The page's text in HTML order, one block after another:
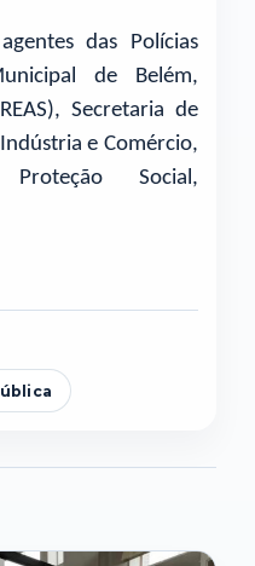
das Polícias
de Belém,
Secretaria de
e Comércio,
Proteção Social,